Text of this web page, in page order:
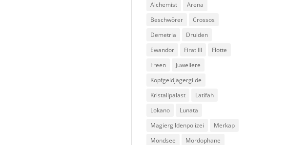
Alchemist
Arena
Beschwörer
Crossos
Demetria
Druiden
Ewandor
Firat III
Flotte
Freen
Juweliere
Kopfgeldjägergilde
Kristallpalast
Latifah
Lokano
Lunata
Magiergildenpolizei
Merkap
Mondsee
Mordophane